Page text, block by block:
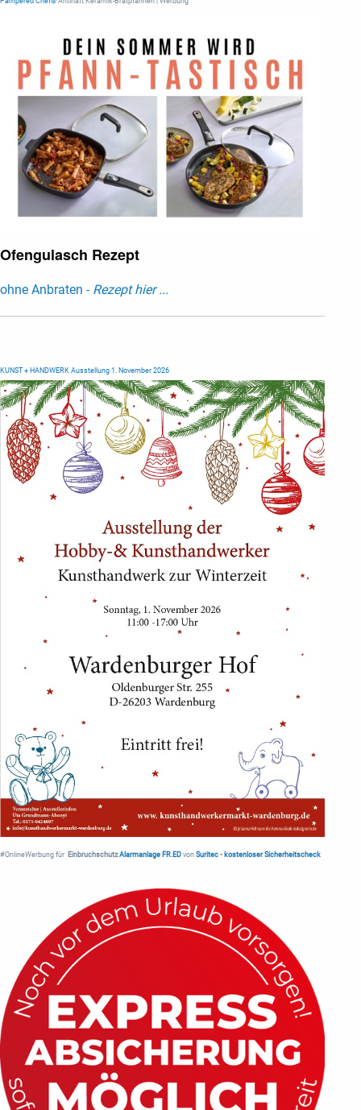
Ofengulasch Rezept
ohne Anbraten - Rezept hier ...
KUNST + HANDWERK Ausstellung 1. November 2026
#OnlineWerbung für Einbruchschutz Alarmanlage FR.ED von Suritec • kostenloser Sicherheitscheck